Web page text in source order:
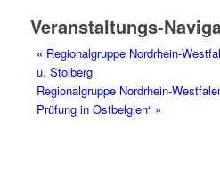
Veranstaltungs-
« Regionalgruppe Nordrhein-
u. Stolberg
Regionalgruppe Nordrhein-
Prüfung in Ostbelgien“ »